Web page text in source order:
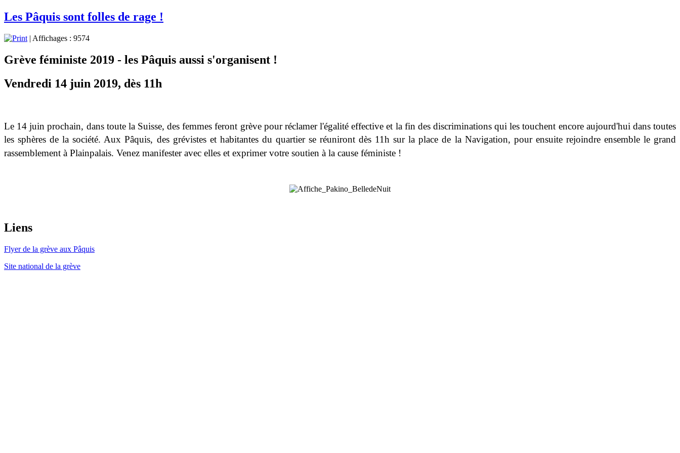
Les Pâquis sont folles de rage !
| Affichages : 9574
Grève féministe 2019 - les Pâquis aussi s'organisent !
Vendredi 14 juin 2019, dès 11h
Le 14 juin prochain, dans toute la Suisse, des femmes feront grève pour réclamer l'égalité effective et la fin des discriminations qui les touchent encore aujourd'hui dans toutes
les sphères de la société. Aux Pâquis, des grévistes et habitantes du quartier se réuniront dès 11h sur la place de la Navigation, pour ensuite rejoindre ensemble le grand
rassemblement à Plainpalais. Venez manifester avec elles et exprimer votre soutien à la cause féministe !
Liens
Flyer de la grève aux Pâquis
Site national de la grève